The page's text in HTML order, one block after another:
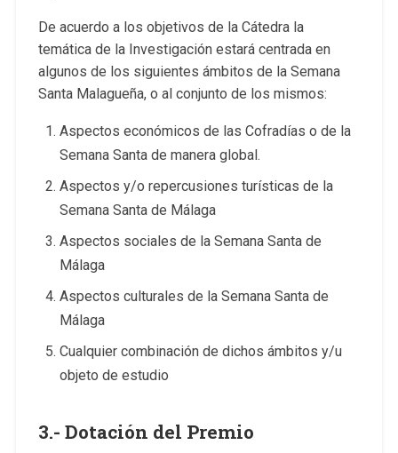
De acuerdo a los objetivos de la Cátedra la
temática de la Investigación estará centrada en
algunos de los siguientes ámbitos de la Semana
Santa Malagueña, o al conjunto de los mismos:
Aspectos económicos de las Cofradías o de la
Semana Santa de manera global.
Aspectos y/o repercusiones turísticas de la
Semana Santa de Málaga
Aspectos sociales de la Semana Santa de
Málaga
Aspectos culturales de la Semana Santa de
Málaga
Cualquier combinación de dichos ámbitos y/u
objeto de estudio
3.- Dotación del Premio